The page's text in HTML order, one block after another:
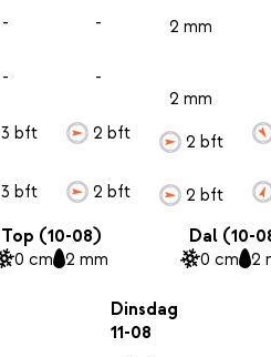
-
-
3 bft
3 bft
-
-
2 bft
2 bft
2 mm
2 mm
2 bft
2 bft
Top (10-08)
0 cm 2 mm
Dal (10-
0 cm 2
Dinsdag
11-08